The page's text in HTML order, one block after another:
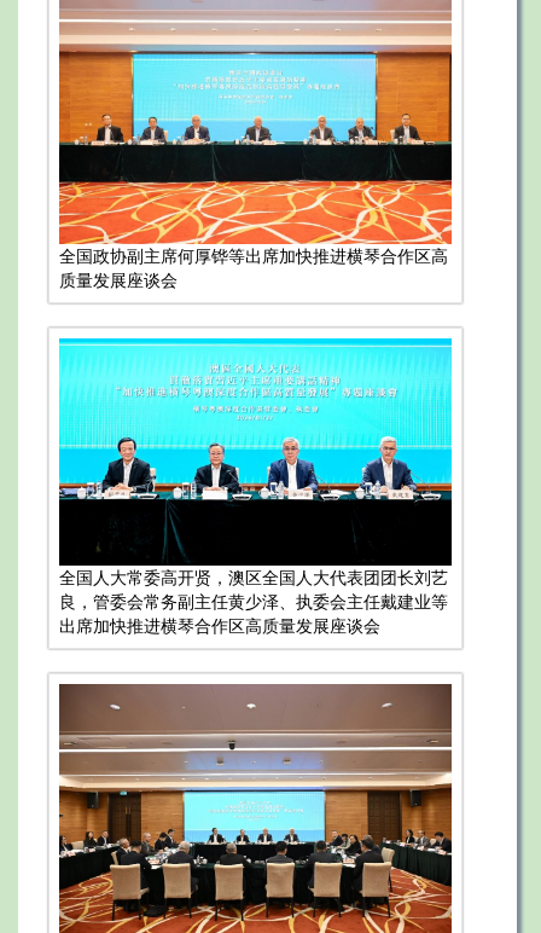
全国政协副主席何厚铧等出席加快推进横琴合作区高
质量发展座谈会
全国人大常委高开贤，澳区全国人大代表团团长刘艺
良，管委会常务副主任黄少泽、执委会主任戴建业等
出席加快推进横琴合作区高质量发展座谈会